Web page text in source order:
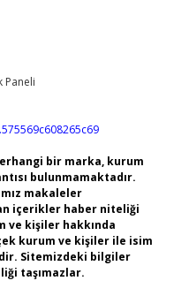
bir marka, kurum
bulunmamaktadır.
makaleler
içerikler haber niteliği
ve kişiler hakkında
kurum ve kişiler ile isim
Sitemizdeki bilgiler
taşımazlar.